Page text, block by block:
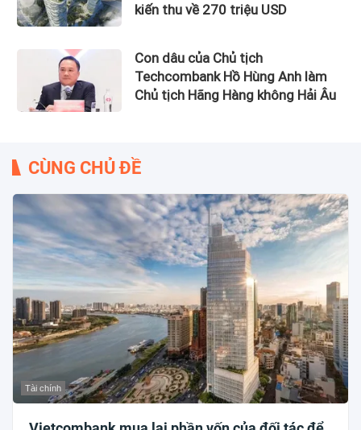
kiến thu về 270 triệu USD
Con dâu của Chủ tịch
Techcombank Hồ Hùng Anh làm
Chủ tịch Hãng Hàng không Hải Âu
CÙNG CHỦ ĐỀ
Tài chính